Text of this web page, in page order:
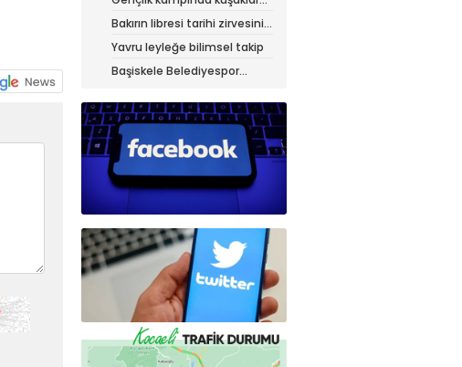
buluştu
Bakırın libresi tarihi zirvesini
test ediyor
Yavru leyleğe bilimsel takip
Başiskele Belediyespor